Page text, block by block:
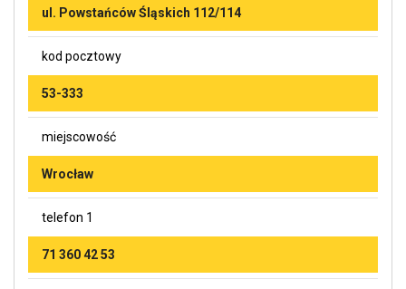
ul. Powstańców Śląskich 112/114
kod pocztowy
53-333
miejscowość
Wrocław
telefon 1
71 360 42 53